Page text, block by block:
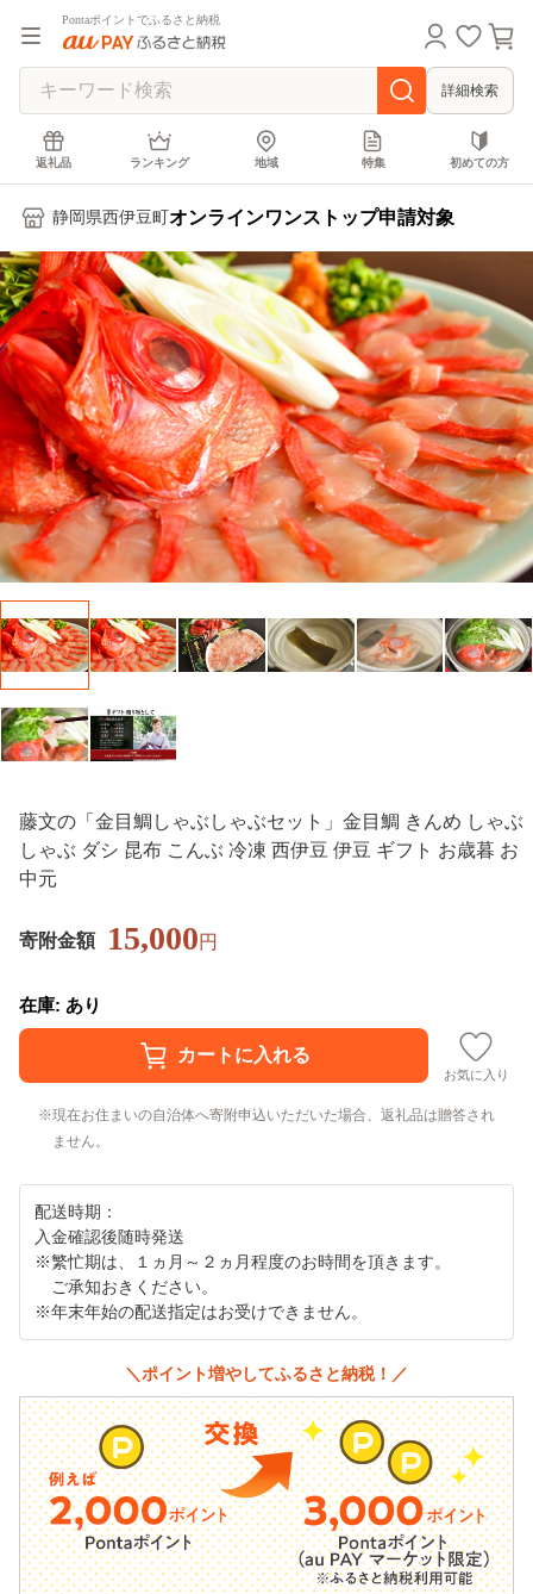
Pontaポイントでふるさと納税
詳細検索
返礼品 ランキング 地域 特集 初めての方
静岡県西伊豆町 オンラインワンストップ申請対象
藤文の「金目鯛しゃぶしゃぶセット」金目鯛 きんめ しゃぶ
しゃぶ ダシ 昆布 こんぶ 冷凍 西伊豆 伊豆 ギフト お歳暮 お
中元
寄附金額 15,000円
在庫: あり
お気に入り
現在お住まいの自治体へ寄附申込いただいた場合、返礼品は贈答され
ません。
配送時期：
入金確認後随時発送
※繁忙期は、１ヵ月～２ヵ月程度のお時間を頂きます。
ご承知おきください。
※年末年始の配送指定はお受けできません。
＼ポイント増やしてふるさと納税！／